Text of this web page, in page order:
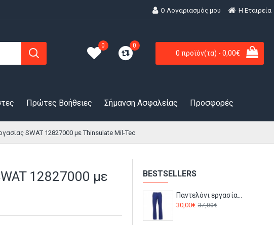
Ο Λογαριασμός μου H Εταιρεία
0 0
0 προϊόν(τα) - 0,00€
Πρώτες Βοήθειες Σήμανση Ασφαλείας Προσφορές
SWAT 12827000 με Thinsulate Mil-Tec
12827000 με
BESTSELLERS
Παντελόνι εργασίας για όλες τις εποχές CANYON Payper Μπλε ρουά
30,00€ 37,00€